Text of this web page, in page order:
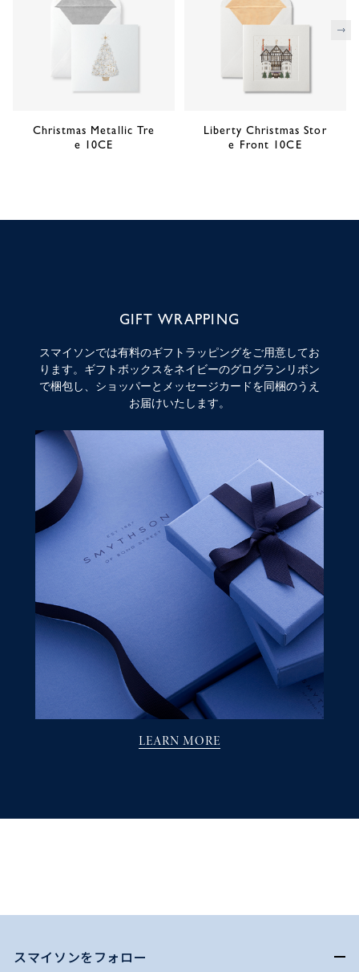
Christmas Metallic Tre
e 10CE
Liberty Christmas Stor
e Front 10CE
次
GIFT WRAPPING
スマイソンでは有料のギフトラッピングをご用意してお
ります。ギフトボックスをネイビーのグログランリボン
で梱包し、ショッパーとメッセージカードを同梱のうえ
お届けいたします。
LEARN MORE
スマイソンをフォロー